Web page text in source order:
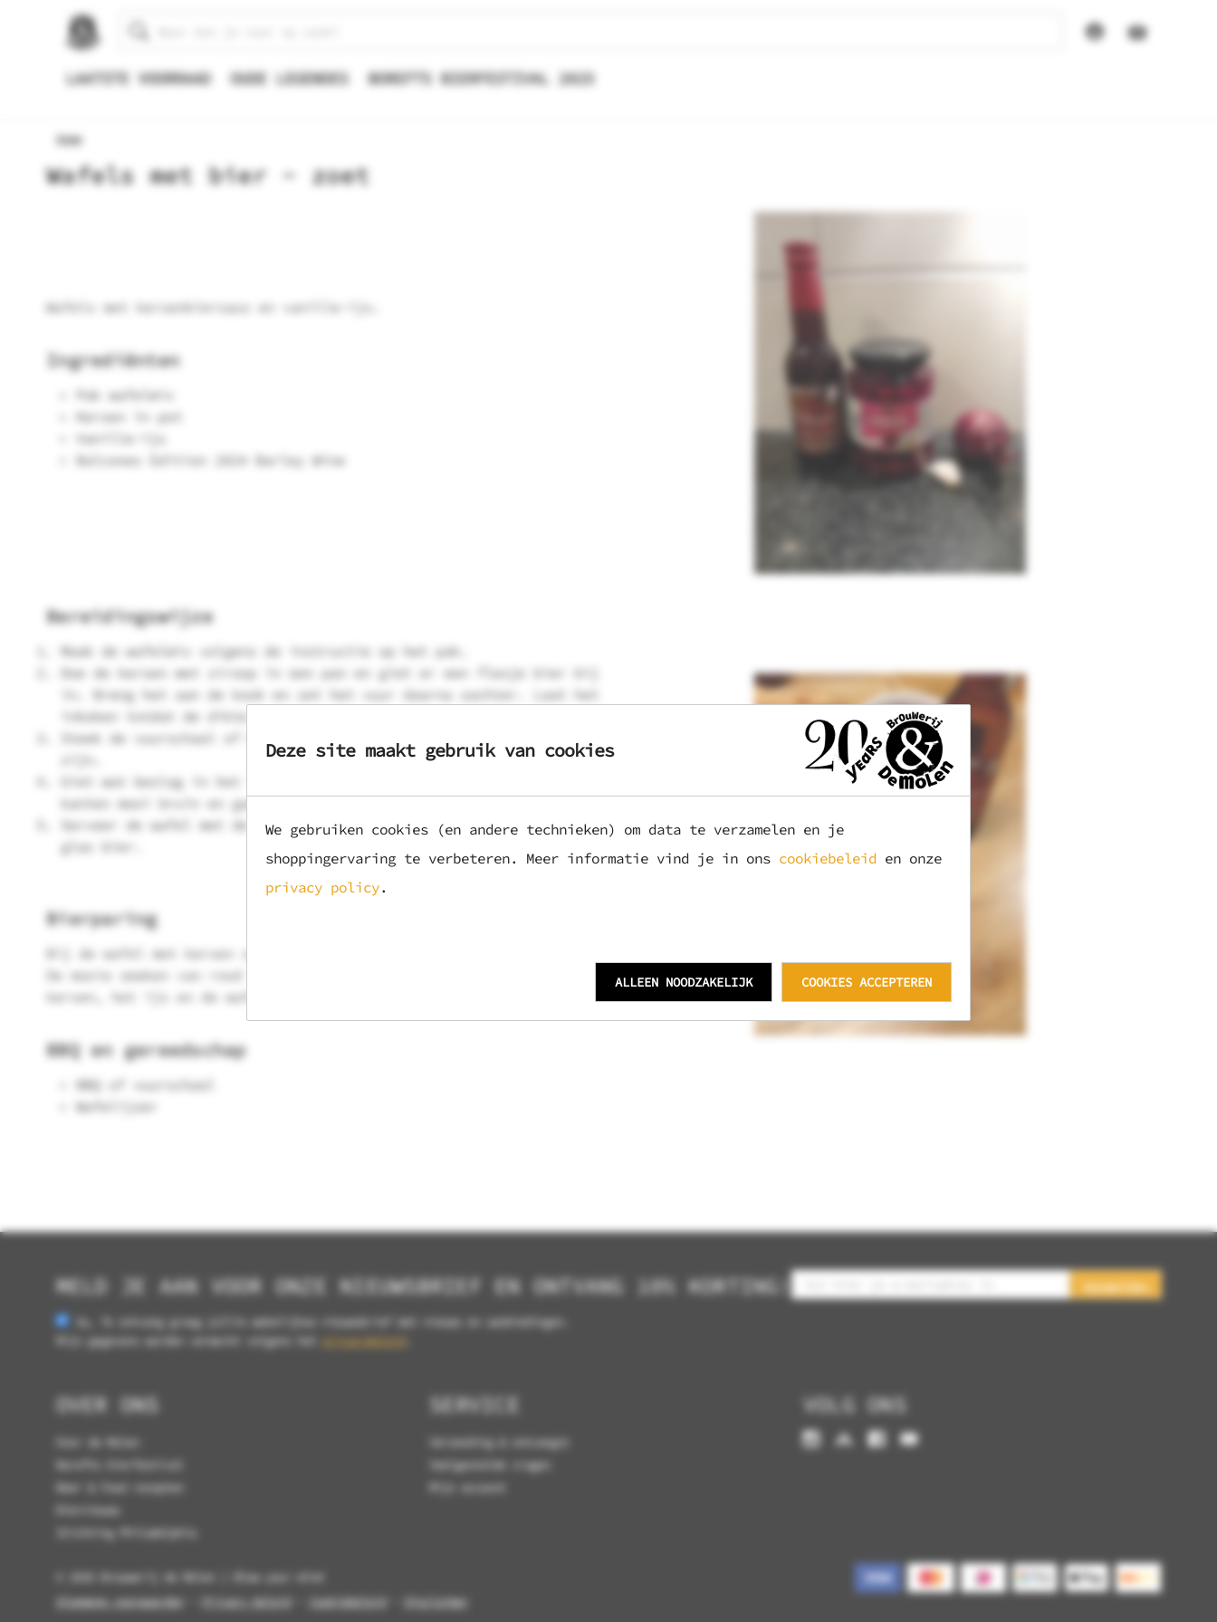
Deze site maakt gebruik van cookies
We gebruiken cookies (en andere technieken) om data te verzamelen en je
shoppingervaring te verbeteren. Meer informatie vind je in ons cookiebeleid en onze
privacy policy.
COOKIES ACCEPTEREN
ALLEEN NOODZAKELIJK
Zoeken
LAATSTE VOORRAAD OUDE LEGENDES BOREFTS BIERFESTIVAL 2025
Home
Wafels met bier - zoet
Wafels met kersenbiersaus en vanille-ijs.
Ingrediënten
Pak wafelmix
Kersen in pot
Vanille-ijs
Balcones Edition 2024 Barley Wine
Bereidingswijze
Maak de wafelmix volgens de instructie op het pak.
Doe de kersen met siroop in een pan en giet er een flesje bier bij
in. Breng het aan de kook en zet het vuur daarna zachter. Laat het
inkoken totdat de dikte naar wens is.
Steek de vuurschaal of bbq aan en zorg dat de wafelijzers ingevet
Giet wat beslag in het ijzer en bak de wafel totdat deze aan beide
kanten mooi bruin en gaar is.
Serveer de wafel met de saus, een bolletje ijs en natuurlijk een
glas bier.
Bierparing
Bij de wafel met kersen serveer je
De mooie smaken van rood fruit en whiskey combineren erg mooi met de
kersen, het ijs en de wafel
BBQ en gereedschap
BBQ of vuurschaal
Wafelijzer
MELD JE AAN VOOR ONZE NIEUWSBRIEF EN ONTVANG 10% KORTING!
Ja, ik ontvang graag jullie wekelijkse nieuwsbrief met nieuws en aanbiedingen.
Mijn gegevens worden verwerkt volgens het
privacybeleid
Aanmelden
OVER ONS
Over de Molen
Borefts bierfestival
Beer & Food recepten
Biernieuws
Stichting Philadelphia
SERVICE
Verzending & ontvangst
Veelgestelde vragen
Mijn account
VOLG ONS
© 2026 Brouwerij de Molen | Blow your mind
Algemene voorwaarden
Privacy beleid Cookiebeleid Disclaimer